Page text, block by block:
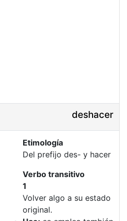
deshacer
Etimología
Del prefijo des- y hacer
Verbo transitivo
1
Volver algo a su estado
original.